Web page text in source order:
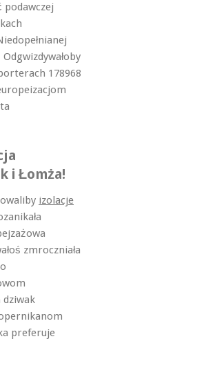
podawczej
178968
i Łomża!
izolacje
zmroczniała
preferuje